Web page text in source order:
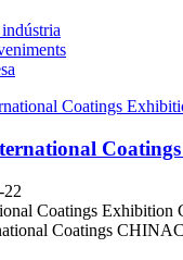
22
Coatings Exhibition
Coatings